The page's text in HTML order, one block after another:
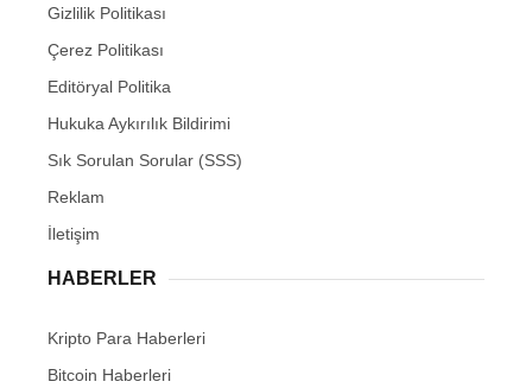
Gizlilik Politikası
Çerez Politikası
Editöryal Politika
Hukuka Aykırılık Bildirimi
Sık Sorulan Sorular (SSS)
Reklam
İletişim
HABERLER
Kripto Para Haberleri
Bitcoin Haberleri